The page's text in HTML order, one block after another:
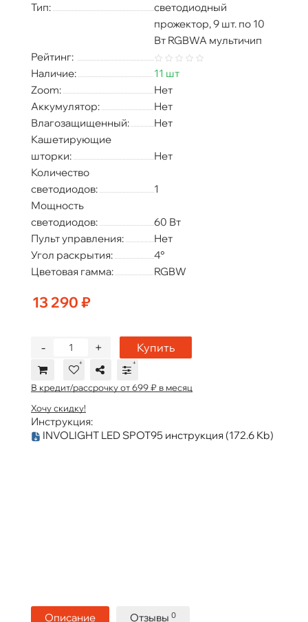
Тип:
светодиодный
прожектор, 9 шт. по 10
Вт RGBWA мультичип
Рейтинг:
Наличие:
11 шт
Zoom:
Нет
Аккумулятор:
Нет
Влагозащищенный:
Нет
Кашетирующие
шторки:
Нет
Количество
светодиодов:
1
Мощность
светодиодов:
60 Вт
Пульт управления:
Нет
Угол раскрытия:
4°
Цветовая гамма:
RGBW
13 290 ₽
+
- Купить
В кредит/рассрочку от 699 ₽ в месяц
Хочу скидку!
Инструкция:
INVOLIGHT LED SPOT95 инструкция (172.6 Kb)
Описание Отзывы 0